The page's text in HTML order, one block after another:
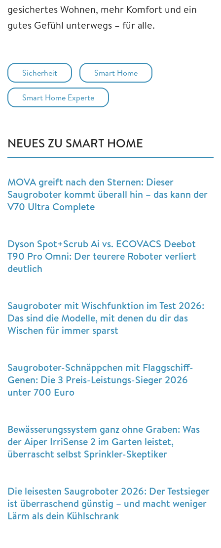
gesichertes Wohnen, mehr Komfort und ein
gutes Gefühl unterwegs – für alle.
Sicherheit Smart Home
Smart Home Experte
NEUES ZU SMART HOME
MOVA greift nach den Sternen: Dieser
Saugroboter kommt überall hin – das kann der
V70 Ultra Complete
Dyson Spot+Scrub Ai vs. ECOVACS Deebot
T90 Pro Omni: Der teurere Roboter verliert
deutlich
Saugroboter mit Wischfunktion im Test 2026:
Das sind die Modelle, mit denen du dir das
Wischen für immer sparst
Saugroboter-Schnäppchen mit Flaggschiff-
Genen: Die 3 Preis-Leistungs-Sieger 2026
unter 700 Euro
Bewässerungssystem ganz ohne Graben: Was
der Aiper IrriSense 2 im Garten leistet,
überrascht selbst Sprinkler-Skeptiker
Die leisesten Saugroboter 2026: Der Testsieger
ist überraschend günstig – und macht weniger
Lärm als dein Kühlschrank